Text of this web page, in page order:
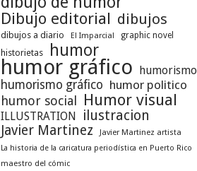
Dibujo editorial dibujos
dibujos a diario El Imparcial graphic novel
historietas humor
humor gráfico humorismo
humorismo gráfico humor politico
humor social Humor visual
ILLUSTRATION
ilustracion
Javier Martinez
Javier Martinez artista
La historia de la caricatura periodística en Puerto Rico
maestro del cómic